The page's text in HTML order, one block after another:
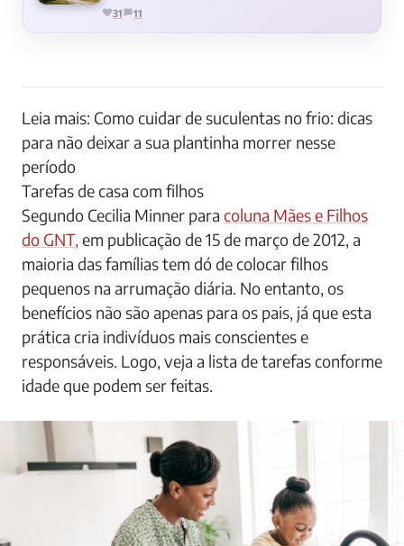
31 11
Leia mais: Como cuidar de suculentas no frio: dicas
para não deixar a sua plantinha morrer nesse
período
Tarefas de casa com filhos
Segundo Cecilia Minner para coluna Mães e Filhos
do GNT, em publicação de 15 de março de 2012, a
maioria das famílias tem dó de colocar filhos
pequenos na arrumação diária. No entanto, os
benefícios não são apenas para os pais, já que esta
prática cria indivíduos mais conscientes e
responsáveis. Logo, veja a lista de tarefas conforme
idade que podem ser feitas.